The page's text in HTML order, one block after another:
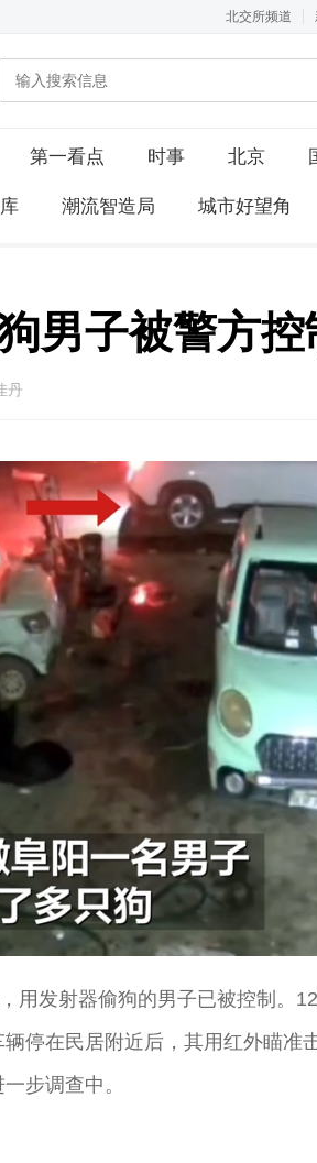
北交所频道
第一看点 时事 北京
潮流智造局 城市好望角
男子被警方
丹
Loaded:
100.00%
用发射器偷狗的男子已被控制。
停在民居附近后，其用红外瞄准
步调查中。